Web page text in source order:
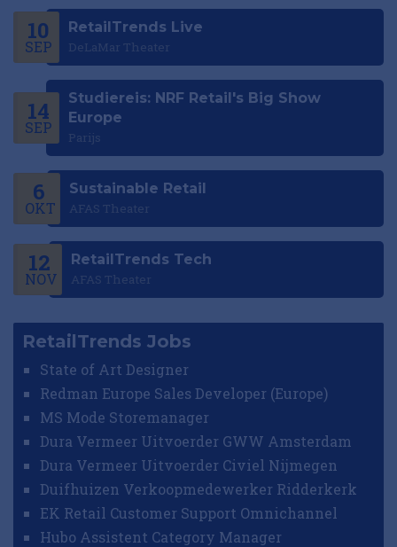
10
SEP
RetailTrends Live
DeLaMar Theater
14
SEP
Studiereis: NRF Retail's Big Show
Europe
Parijs
6
OKT
Sustainable Retail
AFAS Theater
12
NOV
RetailTrends Tech
AFAS Theater
RetailTrends Jobs
State of Art Designer
Redman Europe Sales Developer (Europe)
MS Mode Storemanager
Dura Vermeer Uitvoerder GWW Amsterdam
Dura Vermeer Uitvoerder Civiel Nijmegen
Duifhuizen Verkoopmedewerker Ridderkerk
EK Retail Customer Support Omnichannel
Hubo Assistent Category Manager